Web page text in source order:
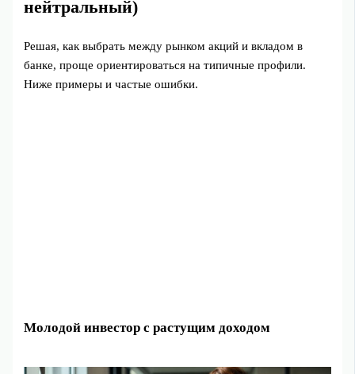
нейтральный)
Решая, как выбрать между рынком акций и вкладом в
банке, проще ориентироваться на типичные профили.
Ниже примеры и частые ошибки.
Молодой инвестор с растущим доходом